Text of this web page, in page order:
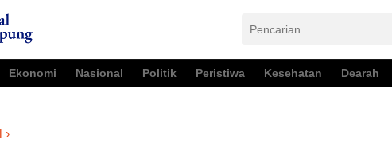
Ekonomi Nasional Politik Peristiwa Kesehatan Dearah
›